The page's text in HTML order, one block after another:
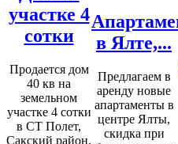
участке 4
сотки
Продается дом
40 кв на
земельном
участке 4 сотки
в СТ Полет,
Сакский район,
в Ялте,...
Предлагаем в
аренду новые
апартаменты в
центре Ялты,
скидка при